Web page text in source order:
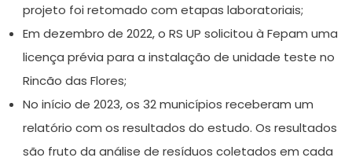
projeto foi retomado com etapas laboratoriais;
Em dezembro de 2022, o RS UP solicitou à Fepam uma
licença prévia para a instalação de unidade teste no
Rincão das Flores;
No início de 2023, os 32 municípios receberam um
relatório com os resultados do estudo. Os resultados
são fruto da análise de resíduos coletados em cada